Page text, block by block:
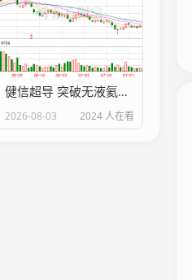
健信超导 突破无液氦核心技术 出海开辟新增长曲线
2026-08-03 2024 人在看